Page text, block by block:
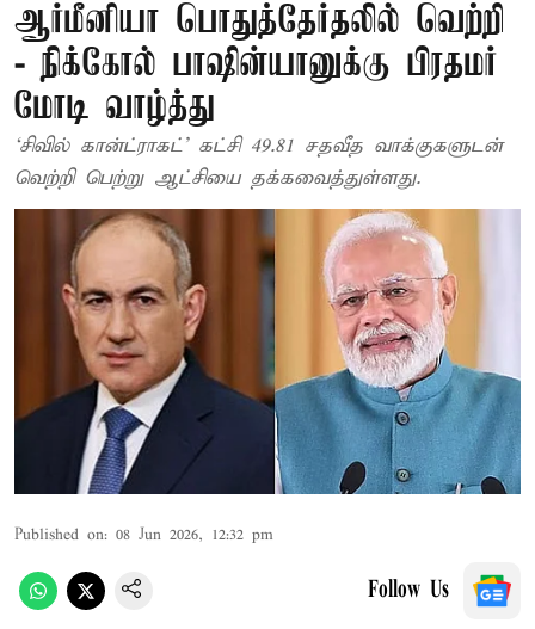
ஆர்மீனியா பொதுத்தேர்தலில் வெற்றி
- நிக்கோல் பாஷின்யானுக்கு பிரதமர்
மோடி வாழ்த்து
‘சிவில் கான்ட்ராகட்’ கட்சி 49.81 சதவீத வாக்குகளுடன்
வெற்றி பெற்று ஆட்சியை தக்கவைத்துள்ளது.
Published on: 08 Jun 2026, 12:32 pm
Follow Us